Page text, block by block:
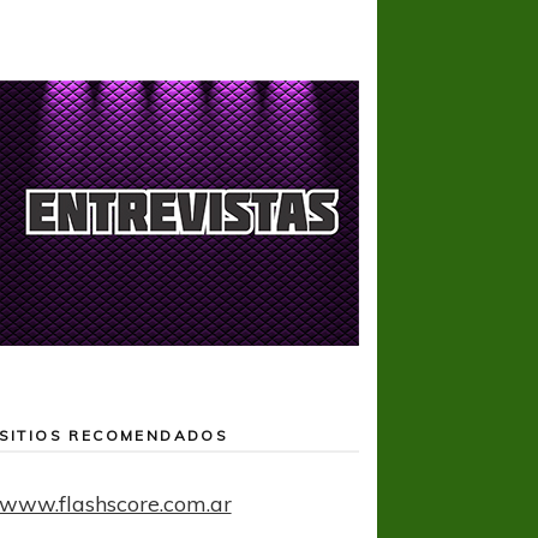
SITIOS RECOMENDADOS
www.flashscore.com.ar